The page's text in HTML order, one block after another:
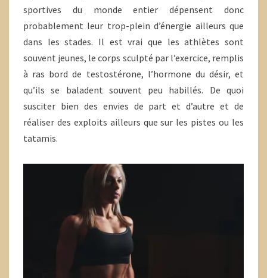
sportives du monde entier dépensent donc
probablement leur trop-plein d’énergie ailleurs que
dans les stades. Il est vrai que les athlètes sont
souvent jeunes, le corps sculpté par l’exercice, remplis
à ras bord de testostérone, l’hormone du désir, et
qu’ils se baladent souvent peu habillés. De quoi
susciter bien des envies de part et d’autre et de
réaliser des exploits ailleurs que sur les pistes ou les
tatamis.